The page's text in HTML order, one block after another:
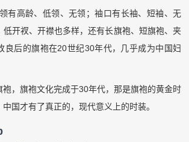
有高龄、低领、无领；袖口有长袖、短袖、无
低开衩、开襟也多样，还有长旗袍、短旗袍、夹
良后的旗袍在20世纪30年代，几乎成为中国妇
，旗袍文化完成于30年代，那是旗袍的黄金时
国才有了真正的，现代意义上的时装。